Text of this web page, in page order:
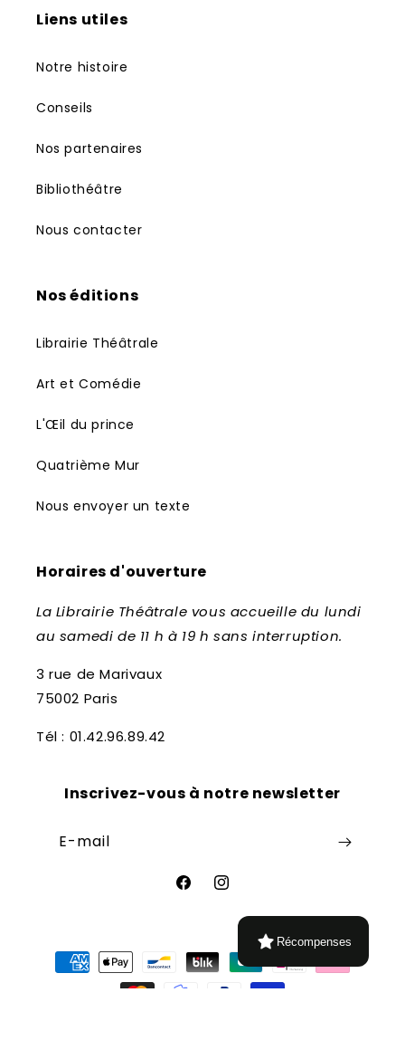
Liens utiles
Notre histoire
Conseils
Nos partenaires
Bibliothéâtre
Nous contacter
Nos éditions
Librairie Théâtrale
Art et Comédie
L'Œil du prince
Quatrième Mur
Nous envoyer un texte
Horaires d'ouverture
La Librairie Théâtrale vous accueille du lundi
au samedi de 11 h à 19 h sans interruption.
3 rue de Marivaux
75002 Paris
Tél : 01.42.96.89.42
Inscrivez-vous à notre newsletter
E-mail
FacebookInstagram
Moyens
Récompenses